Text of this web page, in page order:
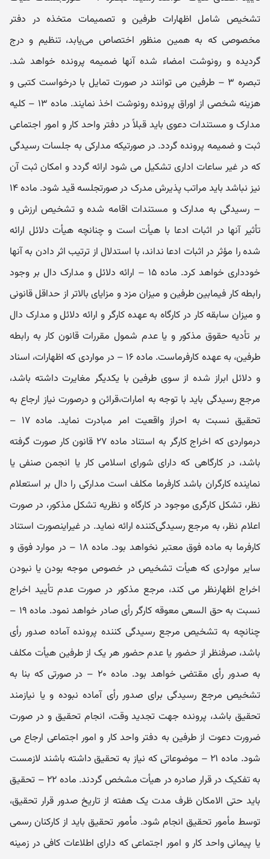
تشخیص شامل اظهارات طرفین و تصمیمات متخذه در دفتر
مخصوصی که به همین منظور اختصاص می‌یابد، تنظیم و درج
گردیده و رونوشت امضاء شده آنها ضمیمه پرونده خواهد شد.
تبصره ۳ – طرفین می‌ توانند در صورت تمایل با درخواست کتبی و
هزینه شخصی از اوراق پرونده رونوشت اخذ نمایند. ماده ۱۳ – کلیه
مدارک و مستندات دعوی باید قبلاً در دفتر واحد کار و امور اجتماعی
ثبت و ضمیمه پرونده گردد. در صورتیکه مدارکی به جلسات رسیدگی
که در غیر ساعات اداری تشکیل می‌ شود ارائه گردد و امکان ثبت آن
نیز نباشد باید مراتب پذیرش مدرک در صورتجلسه قید شود. ماده ۱۴
– رسیدگی به مدارک و مستندات اقامه شده و تشخیص ارزش و
تأثیر آنها در اثبات ادعا با هیأت است و چنانچه هیأت دلائل ارائه
شده را مؤثر در اثبات ادعا نداند، با استدلال از ترتیب اثر دادن به آنها
خودداری خواهد کرد. ماده ۱۵ – ارائه دلائل و مدارک دال بر وجود
رابطه کار فیمابین طرفین و میزان مزد و مزایای بالاتر از حداقل قانونی
و میزان سابقه کار در کارگاه به عهده کارگر و ارائه دلائل و مدارک دال
بر تأدیه حقوق مذکور و یا عدم شمول مقررات قانون کار به رابطه
طرفین، به عهده کارفرماست. ماده ۱۶ – در مواردی که اظهارات، اسناد
و دلائل ابراز شده از سوی طرفین با یکدیگر مغایرت داشته باشد،
مرجع رسیدگی باید با توجه به امارات،‌قرائن و درصورت نیاز ارجاع به
تحقیق نسبت به احراز واقعیت امر مبادرت نماید. ماده ۱۷ –
درمواردی که اخراج کارگر به استناد ماده ۲۷ قانون کار صورت گرفته
باشد، در کارگاهی که دارای شورای اسلامی کار یا انجمن صنفی یا
نماینده کارگران باشد کارفرما مکلف است مدارکی را دال بر استعلام
نظر، تشکل کارگری موجود در کارگاه و نظریه تشکل مذکور، در صورت
اعلام نظر، به مرجع رسیدگی‌کننده ارائه نماید. در غیراینصورت استناد
کارفرما به ماده فوق معتبر نخواهد بود. ماده ۱۸ – در موارد فوق و
سایر مواردی که هیأت تشخیص در خصوص موجه بودن یا نبودن
اخراج اظهارنظر می‌ کند، مرجع مذکور در صورت عدم تأیید اخراج
نسبت به حق‌ السعی معوقه کارگر رأی صادر خواهد نمود. ماده ۱۹ –
چنانچه به تشخیص مرجع رسیدگی‌ کننده پرونده آماده صدور رأی
باشد، صرفنظر از حضور یا عدم حضور هر یک از طرفین هیأت مکلف
به صدور رأی مقتضی خواهد بود. ماده ۲۰ – در صورتی‌ که بنا به
تشخیص مرجع رسیدگی برای صدور رأی آماده نبوده و یا نیازمند
تحقیق باشد، پرونده جهت تجدید وقت، انجام تحقیق و در صورت
ضرورت دعوت از طرفین به دفتر واحد کار و امور اجتماعی ارجاع می‌
شود. ماده ۲۱ – موضوعاتی که نیاز به تحقیق داشته باشند لازمست
به تفکیک در قرار صادره در هیأت مشخص گردند. ماده ۲۲ – تحقیق
باید حتی‌ الامکان ظرف مدت یک هفته از تاریخ صدور قرار تحقیق،
توسط مأمور تحقیق انجام شود. مأمور تحقیق باید از کارکنان رسمی
یا پیمانی واحد کار و امور اجتماعی که دارای اطلاعات کافی در زمینه